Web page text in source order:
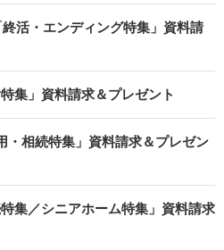
活・エンディング特集」資料請
集」資料請求＆プレゼント
・相続特集」資料請求＆プレゼン
集／シニアホーム特集」資料請求